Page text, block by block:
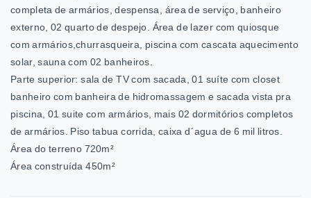
completa de armários, despensa, área de serviço, banheiro
externo, 02 quarto de despejo. Área de lazer com quiosque
com armários,churrasqueira, piscina com cascata aquecimento
solar, sauna com 02 banheiros.
Parte superior: sala de TV com sacada, 01 suíte com closet
banheiro com banheira de hidromassagem e sacada vista pra
piscina, 01 suite com armários, mais 02 dormitórios completos
de armários. Piso tabua corrida, caixa d´agua de 6 mil litros.
Área do terreno 720m²
Área construída 450m²